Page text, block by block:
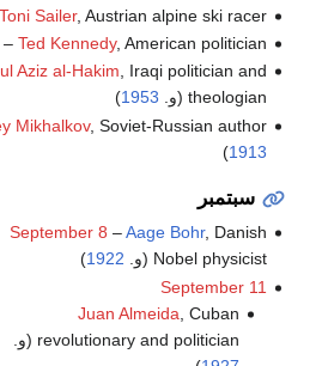
Toni Sailer, Austrian alpine ski racer (و.
Ted Kennedy, American politician (و.
Aziz al-Hakim, Iraqi politician and
theologian (و.
1953
)
Mikhalkov, Soviet-Russian author (و.
1913
)
سبتمبر
September 8 –Aage Bohr, Danish
Nobel physicist (و.
1922
)
September 11
Juan Almeida , Cuban
revolutionary and politician (و.